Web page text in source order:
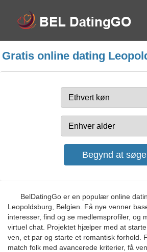
Gratis online dating
BelDatingGo er en populær online
Leopoldsburg, Belgien. Få nye venner
interesser, find og se medlemsprofiler, og
virtuel chat. Projektet hjælper med at
ven, et par og starte et romantisk forhold.
match folk med avancerede kriterier, få